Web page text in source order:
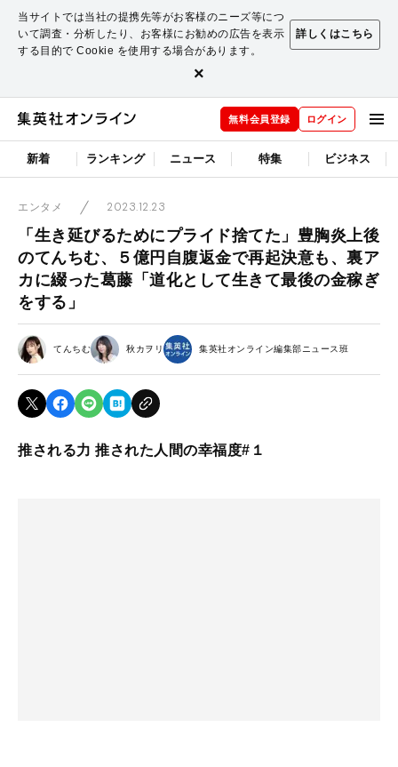
当サイトでは当社の提携先等がお客様のニーズ等につ
いて調査・分析したり、お客様にお勧めの広告を表示
する目的で Cookie を使用する場合があります。
詳しくはこちら
×
無料会員登録 ログイン
新着 ランキング ニュース 特集 ビジネス
エンタメ 2023.12.23
「生き延びるためにプライド捨てた」豊胸炎上後
のてんちむ、５億円自腹返金で再起決意も、裏ア
カに綴った葛藤「道化として生きて最後の金稼ぎ
をする」
てんちむ 秋カヲリ 集英社オンライン編集部ニュース班
推される力 推された人間の幸福度#１